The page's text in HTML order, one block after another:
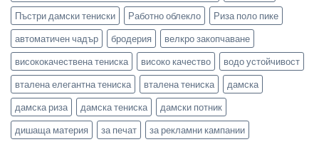
Пъстри дамски тениски
Работно облекло
Риза поло пике
автоматичен чадър
бродерия
велкро закопчаване
висококачествена тениска
високо качество
водо устойчивост
вталена елегантна тениска
вталена тениска
дамска
дамска риза
дамска тениска
дамски потник
дишаща материя
за печат
за рекламни кампании